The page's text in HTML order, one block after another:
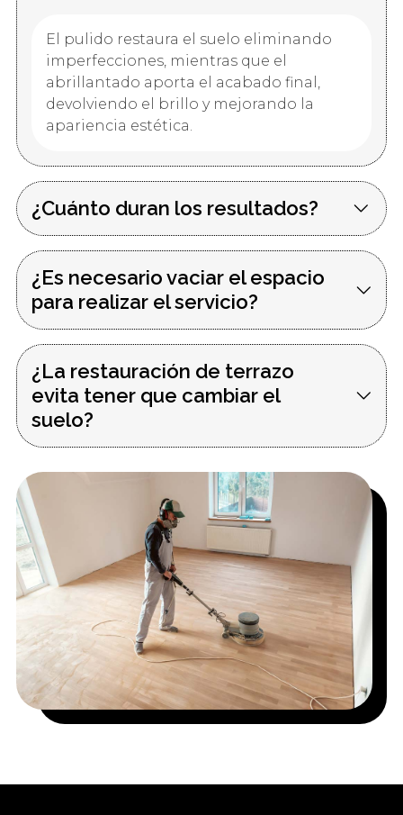
El pulido restaura el suelo eliminando
imperfecciones, mientras que el
abrillantado aporta el acabado final,
devolviendo el brillo y mejorando la
apariencia estética.
¿Cuánto duran los resultados?
¿Es necesario vaciar el espacio
para realizar el servicio?
¿La restauración de terrazo
evita tener que cambiar el
suelo?